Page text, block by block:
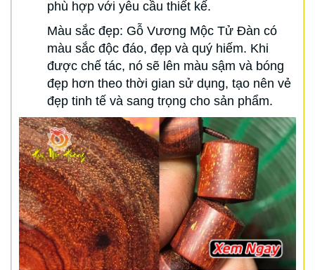
phù hợp với yêu cầu thiết kế.
Màu sắc đẹp: Gỗ Vương Mộc Tử Đàn có
màu sắc độc đáo, đẹp và quý hiếm. Khi
được chế tác, nó sẽ lên màu sậm và bóng
đẹp hơn theo thời gian sử dụng, tạo nên vẻ
đẹp tinh tế và sang trọng cho sản phẩm.